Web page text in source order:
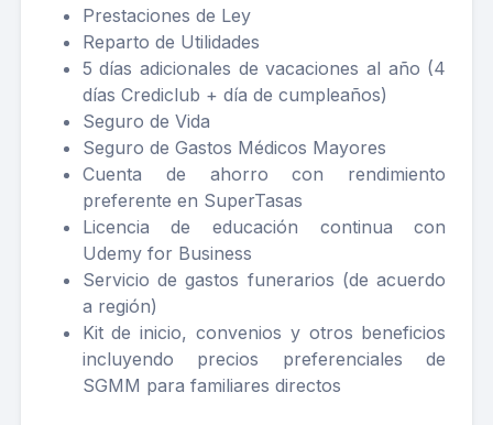
Prestaciones de Ley
Reparto de Utilidades
5 días adicionales de vacaciones al año (4
días Crediclub + día de cumpleaños)
Seguro de Vida
Seguro de Gastos Médicos Mayores
Cuenta de ahorro con rendimiento
preferente en SuperTasas
Licencia de educación continua con
Udemy for Business
Servicio de gastos funerarios (de acuerdo
a región)
Kit de inicio, convenios y otros beneficios
incluyendo precios preferenciales de
SGMM para familiares directos